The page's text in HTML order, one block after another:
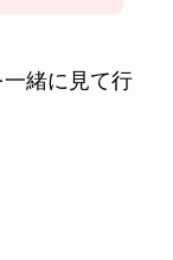
緒に見て行